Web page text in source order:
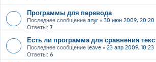
Программы для перевода
Последнее сообщение anyr « 30 июн 2009, 20:20
Ответы: 7
Есть ли программа для сравнения
Последнее сообщение leave « 23 апр 2009, 10:23
Ответы: 6